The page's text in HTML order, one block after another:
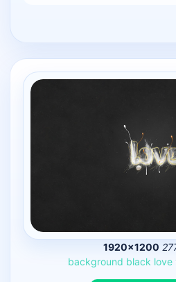
1920×1200
background black love